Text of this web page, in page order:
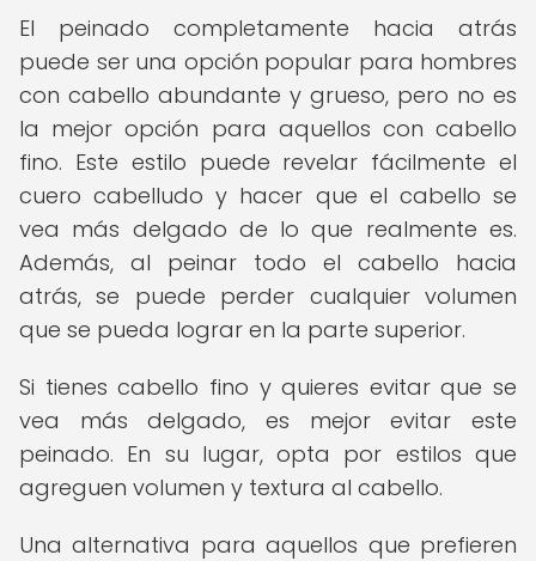
El peinado completamente hacia atrás
puede ser una opción popular para hombres
con cabello abundante y grueso, pero no es
la mejor opción para aquellos con cabello
fino. Este estilo puede revelar fácilmente el
cuero cabelludo y hacer que el cabello se
vea más delgado de lo que realmente es.
Además, al peinar todo el cabello hacia
atrás, se puede perder cualquier volumen
que se pueda lograr en la parte superior.
Si tienes cabello fino y quieres evitar que se
vea más delgado, es mejor evitar este
peinado. En su lugar, opta por estilos que
agreguen volumen y textura al cabello.
Una alternativa para aquellos que prefieren